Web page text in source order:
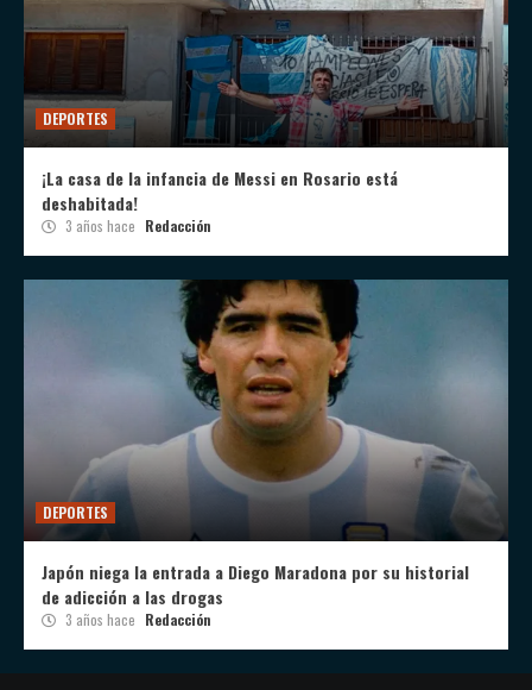
DEPORTES
¡La casa de la infancia de Messi en Rosario está
deshabitada!
3 años hace Redacción
DEPORTES
Japón niega la entrada a Diego Maradona por su historial
de adicción a las drogas
3 años hace Redacción